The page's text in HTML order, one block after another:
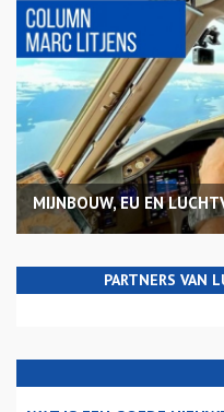
MIJNBOUW, EU EN
PARTNERS VAN